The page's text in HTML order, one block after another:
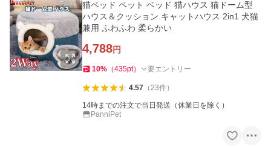
猫ベッド ペット ベッド 猫ハウス 猫ドーム型
ハウス＆クッション キャットハウス 2in1 犬猫
兼用 ふわふわ 柔らかい
4,788円
10% （435pt） 要エントリー
4.57（23件）
14時までの注文で当日発送（休業日を除く）
PanniPet